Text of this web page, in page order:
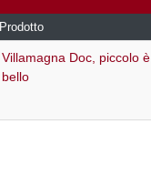
Prodotto
Villamagna Doc, piccolo è
bello